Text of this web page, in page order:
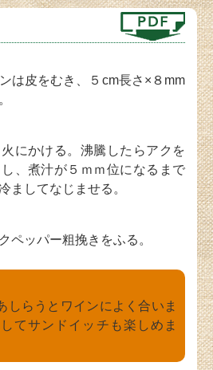
は皮をむき、５cm長さ×８mm
にかける。沸騰したらアクを
、煮汁が５ｍｍ位になるまで
ましてなじませる。
ペッパー粗挽きをふる。
しらうとワインによく合いま
てサンドイッチも楽しめま